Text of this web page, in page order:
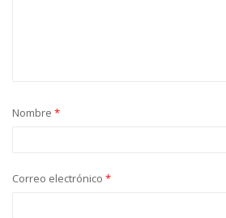
Nombre *
Correo electrónico *